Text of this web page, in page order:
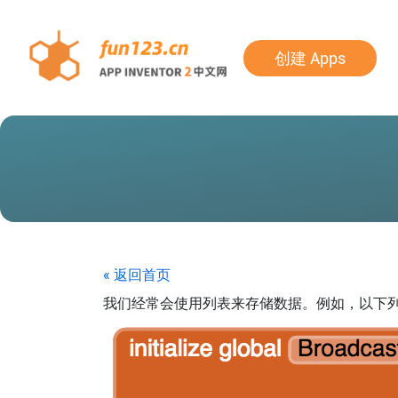
创建 Apps
« 返回首页
我们经常会使用列表来存储数据。例如，以下